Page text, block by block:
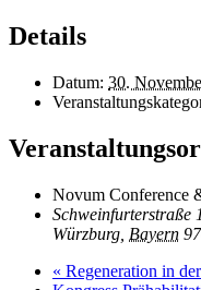
Details
Datum: 30.
Novum Conference
Schweinfurterstraße
Würzburg Bayern
« Regeneration in